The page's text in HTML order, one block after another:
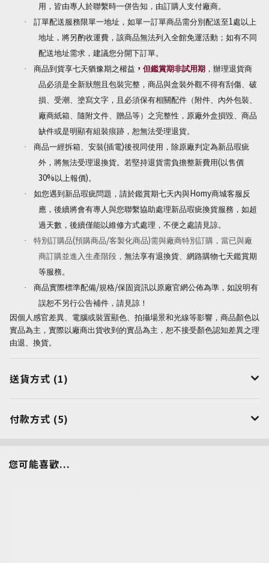
用，皆由專人於聯繫時一併告知，由訂購人支付廠商。
·
訂單配送服務限單一地址，如單一訂單商品需分別配送至1處以上
地址，將另酌收運費，該商品無法列入全館免運活動；如有不同
配送地址需求，建議您分開下訂單。
·
商品到貨享七天猶豫期之權益 ， 但鑑賞期非試用期 ，辦理退貨商
品必須是全新狀態且包裝完整，商品與盒裝外觀不得有刮傷、破
損、受潮、塗寫文字，且必須保有相關配件（附件、內外包裝、
廠商紙箱、隨附文件、贈品等）之完整性，原廠外盒損毀、商品
缺件或是明顯有組裝痕跡，恕無法受理退貨。
·
商品一經拆箱、安裝(插電)後視同使用，除原廠判定為新品瑕疵
外，將無法受理退換貨。若堅持退貨需負擔整新費用(以售價
30% 以上報價)。
·
如您遇到新品瑕疵問題，請於鑑賞期七天內與Homy商城客服反
應，後續將會有專人與您聯繫協助處理新品瑕疵換貨服務，如超
過天數，後續僅能以維修方式處理，不便之處請見諒。
·
特別訂購品(預購商品/客製化商品)需與廠商特別訂購，當已與廠
商訂購並進入生產階段， 無法享有退換貨、網路購物七天鑑賞期
等服務。
·
商品實際標準配備/規格/保固資訊以原廠官網公佈為準，如說明有
誤恕不另行公告補件，請見諒！
因個人感官差異、電腦或裝置顯色、拍攝場景和光線等影響，商品顏色以
實品為主，實際以廠商出貨收到的實品為主，恕不接受顏色認知差異之理
由退、換貨。
送貨方式 (1)
付款方式 (5)
您可能喜歡...